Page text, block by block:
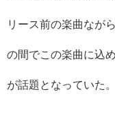
リース前の楽曲なが
の間でこの楽曲に込
が話題となっていた。